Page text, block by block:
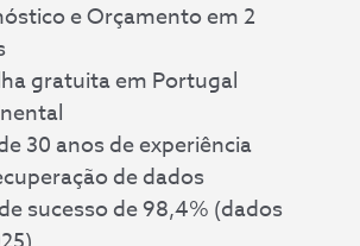
e Orçamento em 2
gratuita em Portugal
30 anos de experiência
de dados
sucesso de 98,4% (dados